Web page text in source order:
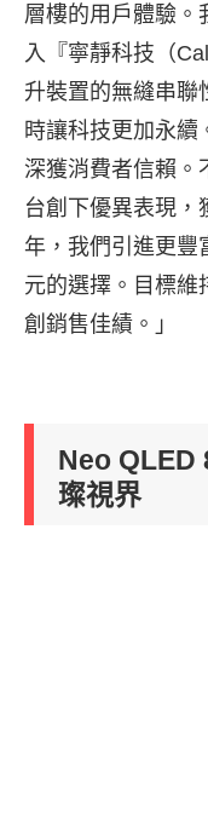
層樓的用戶體驗。
入『寧靜科技（
升裝置的無縫串聯
時讓科技更加永續
深獲消費者信賴。
台創下優異表現，
年，我們引進更豐
元的選擇。目標維
創銷售佳績。」
Neo QLED
璨視界